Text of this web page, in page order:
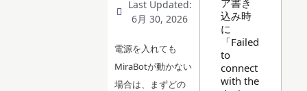
Last Updated:
6月 30, 2026
電源を入れても
MiraBotが動かない
場合は、まずどの
込み時
に
「Failed
to
connect
with the